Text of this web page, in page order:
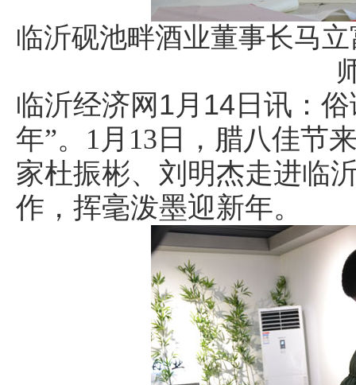
临沂砚池畔酒业董事长马
临沂经济网1月14日讯 ：
年”。1月13日，腊八佳节
家杜振彬、刘明杰走进临
作，挥毫泼墨迎新年。